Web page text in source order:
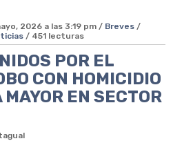
2026 a las 3:19 pm / Breves /
/ 451 lecturas
POR EL
CON HOMICIDIO
MAYOR EN SECTOR